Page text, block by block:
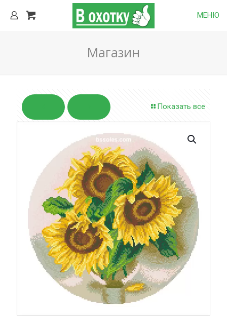
МЕНЮ
Магазин
Показать все